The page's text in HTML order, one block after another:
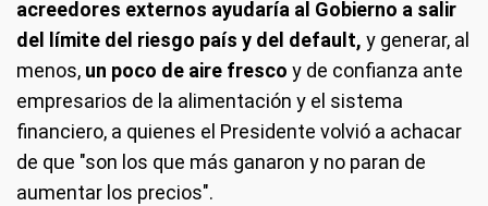
acreedores externos ayudaría al Gobierno a salir
del límite del riesgo país y del default, y generar, al
menos, un poco de aire fresco y de confianza ante
empresarios de la alimentación y el sistema
financiero, a quienes el Presidente volvió a achacar
de que "son los que más ganaron y no paran de
aumentar los precios".